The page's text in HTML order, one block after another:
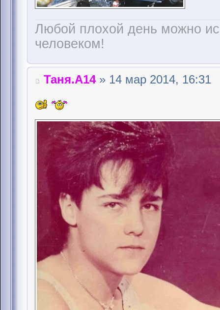
Любой плохой день можно
человеком!
Таня.А14» 14 мар 2014, 16:31